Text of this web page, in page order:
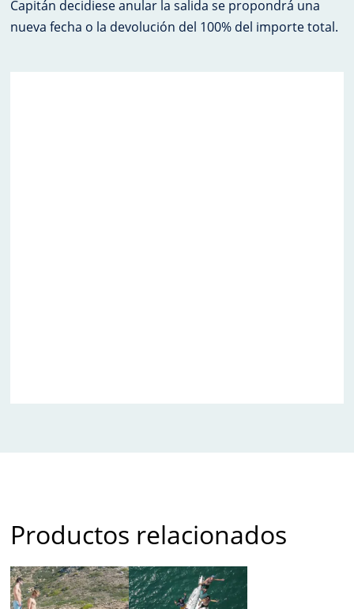
Capitán decidiese anular la salida se propondrá una
nueva fecha o la devolución del 100% del importe total.
Productos relacionados